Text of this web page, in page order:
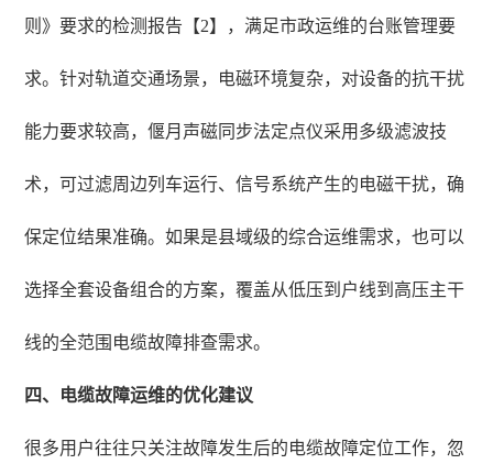
则》要求的检测报告【2】，满足市政运维的台账管理要
求。针对轨道交通场景，电磁环境复杂，对设备的抗干扰
能力要求较高，偃月声磁同步法定点仪采用多级滤波技
术，可过滤周边列车运行、信号系统产生的电磁干扰，确
保定位结果准确。如果是县域级的综合运维需求，也可以
选择全套设备组合的方案，覆盖从低压到户线到高压主干
线的全范围电缆故障排查需求。
四、电缆故障运维的优化建议
很多用户往往只关注故障发生后的电缆故障定位工作，忽